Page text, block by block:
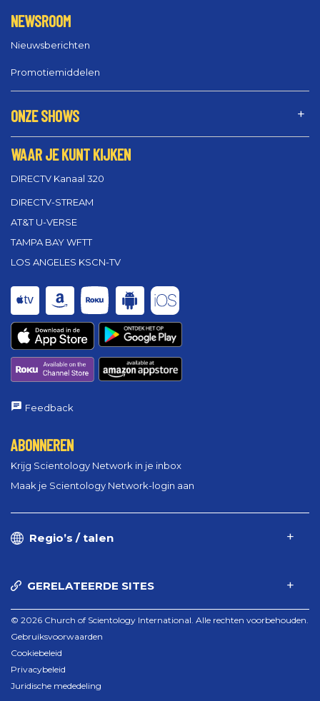
NEWSROOM
Nieuwsberichten
Promotiemiddelen
ONZE SHOWS
WAAR JE KUNT KIJKEN
DIRECTV Kanaal 320
DIRECTV-STREAM
AT&T U-VERSE
TAMPA BAY WFTT
LOS ANGELES KSCN-TV
Feedback
ABONNEREN
Krijg Scientology Network in je inbox
Maak je Scientology Network-login aan
Regio’s / talen
GERELATEERDE SITES
© 2026 Church of Scientology International. Alle rechten voorbehouden.
Gebruiksvoorwaarden
Cookiebeleid
Privacybeleid
Juridische mededeling